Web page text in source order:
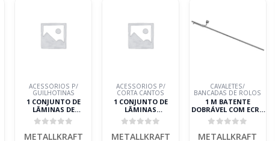
ACESSÓRIOS P/
GUILHOTINAS
1 CONJUNTO DE
LÂMINAS DE
REPOSIÇÃO HTBS-T
4100-60 METALLKRAFT
METALLKRAFT
ACESSÓRIOS P/
CORTA CANTOS
1 CONJUNTO DE
LÂMINAS
DEREPOSIÇÃO P/ AKM
200-60V1 KIT
METALLKRAFT
METALLKRAFT
CAVALETES/
BANCADAS DE ROLOS
1 M BATENTE
DOBRÁVEL COM ECRÃ
DE MEDIÇÃO
METALLKRAFT
METALLKRAFT